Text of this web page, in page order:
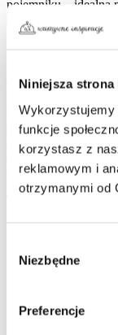
Niniejsza
Wykorzystujemy
funkcje
korzystasz z
reklamowym i
otrzymanymi od
zgody
Niezbędne
Preferencje
Fasola
Czerwona fasola
dwie, małe
Twojej ulubionej
Bonduelle
wzbogaci w
kapusta
musztarda
natka pietruszki